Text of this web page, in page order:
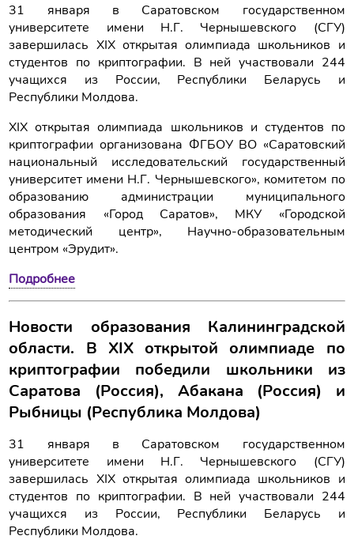
31 января в Саратовском государственном
университете имени Н.Г. Чернышевского (СГУ)
завершилась XIX открытая олимпиада школьников и
студентов по криптографии. В ней участвовали 244
учащихся из России, Республики Беларусь и
Республики Молдова.
XIX открытая олимпиада школьников и студентов по
криптографии организована ФГБОУ ВО «Саратовский
национальный исследовательский государственный
университет имени Н.Г. Чернышевского», комитетом по
образованию администрации муниципального
образования «Город Саратов», МКУ «Городской
методический центр», Научно-образовательным
центром «Эрудит».
Подробнее
Новости образования Калининградской
области. В XIX открытой олимпиаде по
криптографии победили школьники из
Саратова (Россия), Абакана (Россия) и
Рыбницы (Республика Молдова)
31 января в Саратовском государственном
университете имени Н.Г. Чернышевского (СГУ)
завершилась XIX открытая олимпиада школьников и
студентов по криптографии. В ней участвовали 244
учащихся из России, Республики Беларусь и
Республики Молдова.